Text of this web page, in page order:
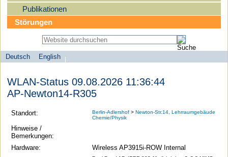
Publikationen
Störungen
Sprachauswahl
Deutsch
English
search-menu
Universität
zu
Berlin
Computer-
und
WLAN-Status 09.08.2026 11:36:44
AP-Newton14-R305
Standort: Berlin-Adlershof >Newton-Str.14, Lehrraumgebäude
Chemie/Physik
Hinweise /
Bemerkungen:
Hardware:
Wireless AP3915i-ROW Internal